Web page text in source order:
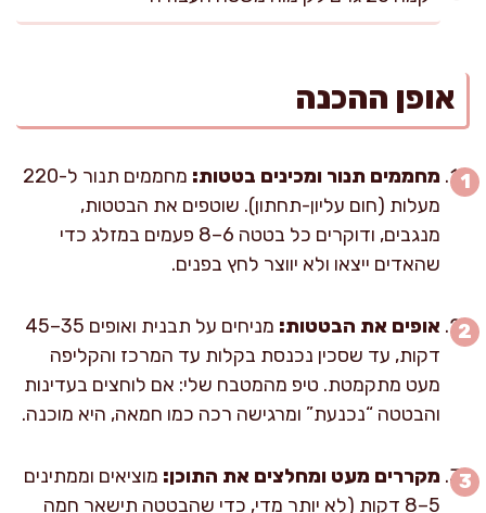
אופן ההכנה
מחממים תנור ומכינים בטטות:
מחממים תנור ל-220
מעלות (חום עליון-תחתון). שוטפים את הבטטות,
מנגבים, ודוקרים כל בטטה 6–8 פעמים במזלג כדי
שהאדים ייצאו ולא יווצר לחץ בפנים.
אופים את הבטטות:
מניחים על תבנית ואופים 35–45
דקות, עד שסכין נכנסת בקלות עד המרכז והקליפה
מעט מתקמטת. טיפ מהמטבח שלי: אם לוחצים בעדינות
והבטטה “נכנעת” ומרגישה רכה כמו חמאה, היא מוכנה.
מקררים מעט ומחלצים את התוכן: מוציאים וממתינים
5–8 דקות (לא יותר מדי, כדי שהבטטה תישאר חמה